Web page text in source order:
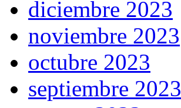
diciembre 2023
noviembre 2023
octubre 2023
septiembre 2023